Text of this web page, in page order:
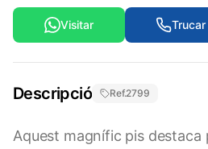
Visitar Trucar
Descripció Ref.2799
Aquest magnífic pis destaca